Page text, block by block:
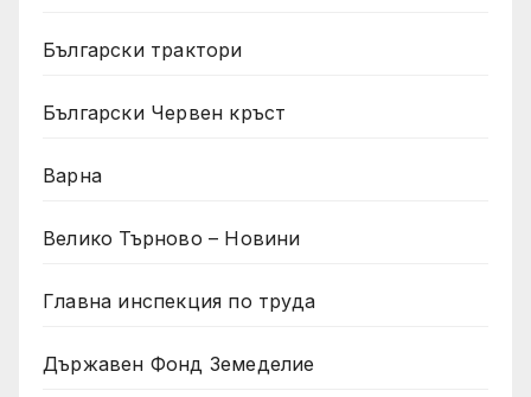
Български трактори
Български Червен кръст
Варна
Велико Търново – Новини
Главна инспекция по труда
Държавен Фонд Земеделие